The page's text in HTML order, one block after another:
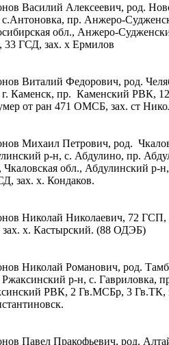
Василий Алексеевич, род.
с.Антоновка, пр. Анжеро-
обл., Анжеро-
ГСД, зах. х Ермилов
Виталий Федорович, род.
г. Каменск, пр. Каменский РВК,
от ран 471 ОМСБ, зах. ст
Михаил Петрович, род.
р-н, с. Абдулино, пр.
обл., Абдулинский р-
зах. х. Кондаков.
Николай Николаевич, 72
х. Кастырский. (88 ОДЭБ)
Николай Романович, род.
Ржаксинский р-н, с. Гавриловка,
РВК, 2 Гв.МСБр, 3 Гв.ТК,
Павел Пракофьевич, род.